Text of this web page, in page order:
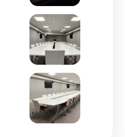
Zoom de l'image
Zoom de l'image